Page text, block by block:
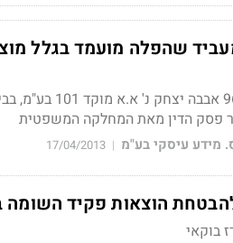
שהפלה מועמד בגלל
תקציר תע"א
מידע עיסקי בע"מ |
17/04/2013
הוצאות פקיד
בוקאי